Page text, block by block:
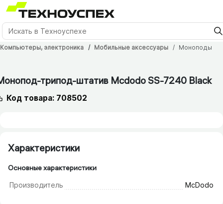
Компьютеры, электроника Мобильные аксессуары Моноподы
трипод-штатив Mcdodo SS-7240 Black
Код товара: 708502
Характеристики
Основные характеристики
Производитель McDodo